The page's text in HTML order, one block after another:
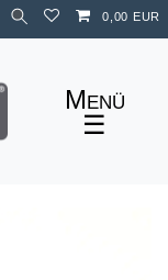
0,00 EUR
☰